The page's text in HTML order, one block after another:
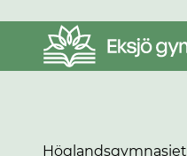
Höglandsgymnasiet